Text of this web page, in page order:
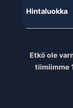
Hintaluokka
Etkö ole
tiimiimme